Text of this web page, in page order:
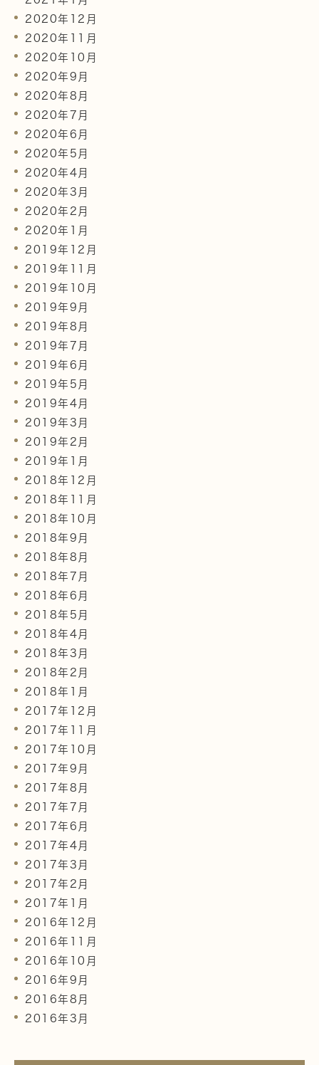
2020年12月
2020年11月
2020年10月
2020年9月
2020年8月
2020年7月
2020年6月
2020年5月
2020年4月
2020年3月
2020年2月
2020年1月
2019年12月
2019年11月
2019年10月
2019年9月
2019年8月
2019年7月
2019年6月
2019年5月
2019年4月
2019年3月
2019年2月
2019年1月
2018年12月
2018年11月
2018年10月
2018年9月
2018年8月
2018年7月
2018年6月
2018年5月
2018年4月
2018年3月
2018年2月
2018年1月
2017年12月
2017年11月
2017年10月
2017年9月
2017年8月
2017年7月
2017年6月
2017年4月
2017年3月
2017年2月
2017年1月
2016年12月
2016年11月
2016年10月
2016年9月
2016年8月
2016年3月